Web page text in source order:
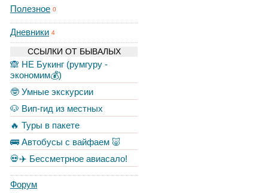
Полезное 0
Дневники 4
ССЫЛКИ ОТ БЫВАЛЫХ
🙈 НЕ Букинг (румгуру -
экономим💰)
🤓 Умные экскурсии
🐶 Вип-гид из местных
🔥 Туры в пакете
🚌 Автобусы с вайфаем 🐷
💀✈️ Бессметрное авиасало!
Форум